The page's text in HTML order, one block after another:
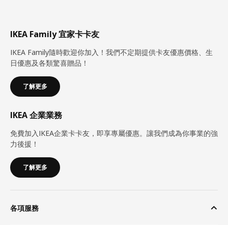
IKEA Family 宜家卡卡友
IKEA Family隨時歡迎你加入！我們不定期提供卡友優惠價格、生
日優惠及各類驚喜贈品！
了解更多
IKEA 企業業務
免費加入IKEA企業卡卡友，即享專屬優惠。讓我們成為你事業的強
力後援！
了解更多
各項服務